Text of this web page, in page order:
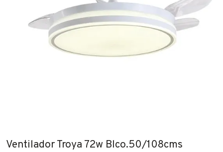
Marcas
Catálogos
FAQ’s
Ventilador Troya 72w Blco.50/108cms